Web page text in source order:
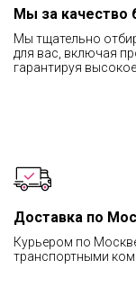
Мы за качество
Мы тщательно
для вас, включая
гарантируя
Доставка по
Курьером по
транспортными